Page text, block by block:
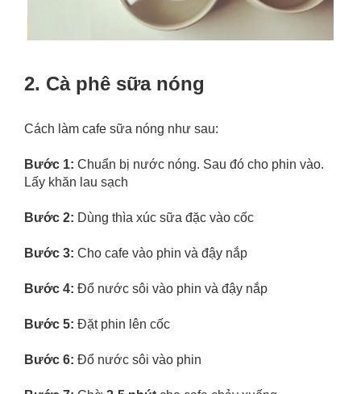
2. Cà phê sữa nóng
Cách làm cafe sữa nóng như sau:
Bước 1: Chuẩn bị nước nóng. Sau đó cho phin vào.
Lấy khăn lau sạch
Bước 2: Dùng thìa xúc sữa đặc vào cốc
Bước 3: Cho cafe vào phin và đậy nắp
Bước 4: Đổ nước sôi vào phin và đậy nắp
Bước 5: Đặt phin lên cốc
Bước 6: Đổ nước sôi vào phin